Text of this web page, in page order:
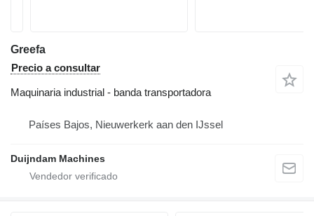
Greefa
Precio a consultar
Maquinaria industrial - banda transportadora
Países Bajos, Nieuwerkerk aan den IJssel
Duijndam Machines